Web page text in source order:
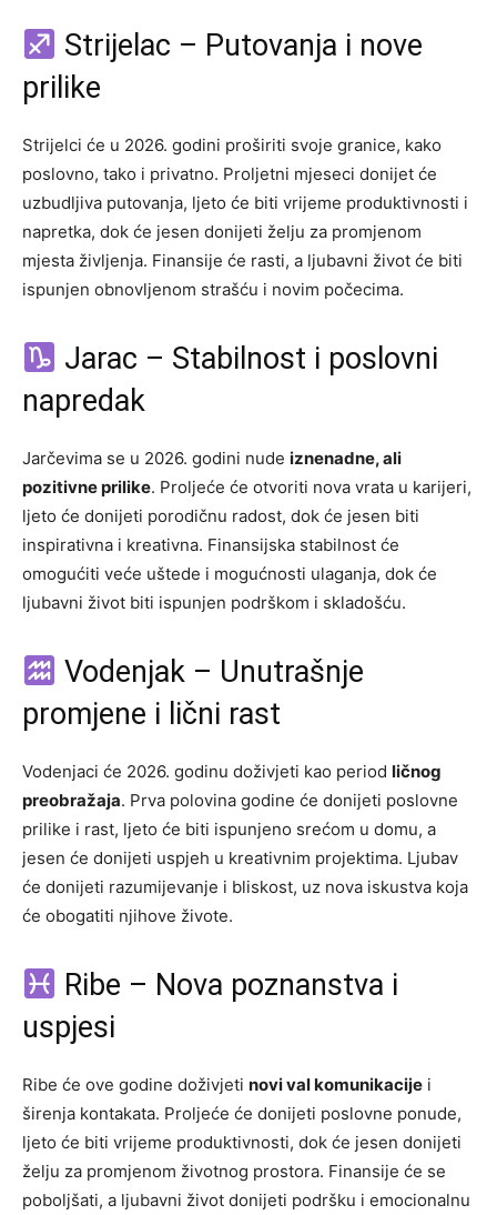
Strijelac – Putovanja i nove
prilike
Strijelci će u 2026. godini proširiti svoje granice, kako
poslovno, tako i privatno. Proljetni mjeseci donijet će
uzbudljiva putovanja, ljeto će biti vrijeme produktivnosti i
napretka, dok će jesen donijeti želju za promjenom
mjesta življenja. Finansije će rasti, a ljubavni život će biti
ispunjen obnovljenom strašću i novim počecima.
Jarac – Stabilnost i poslovni
napredak
Jarčevima se u 2026. godini nude iznenadne, ali
pozitivne prilike. Proljeće će otvoriti nova vrata u karijeri,
ljeto će donijeti porodičnu radost, dok će jesen biti
inspirativna i kreativna. Finansijska stabilnost će
omogućiti veće uštede i mogućnosti ulaganja, dok će
ljubavni život biti ispunjen podrškom i skladošću.
Vodenjak – Unutrašnje
promjene i lični rast
Vodenjaci će 2026. godinu doživjeti kao period ličnog
preobražaja. Prva polovina godine će donijeti poslovne
prilike i rast, ljeto će biti ispunjeno srećom u domu, a
jesen će donijeti uspjeh u kreativnim projektima. Ljubav
će donijeti razumijevanje i bliskost, uz nova iskustva koja
će obogatiti njihove živote.
Ribe – Nova poznanstva i
uspjesi
Ribe će ove godine doživjeti novi val komunikacije i
širenja kontakata. Proljeće će donijeti poslovne ponude,
ljeto će biti vrijeme produktivnosti, dok će jesen donijeti
želju za promjenom životnog prostora. Finansije će se
poboljšati, a ljubavni život donijeti podršku i emocionalnu